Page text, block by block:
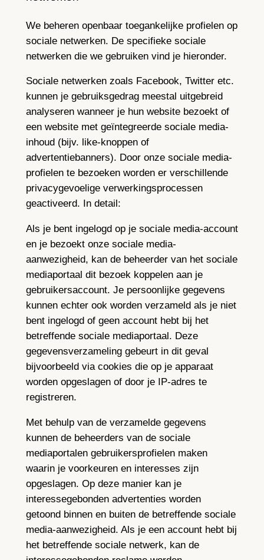
We beheren openbaar toegankelijke profielen op
sociale netwerken. De specifieke sociale
netwerken die we gebruiken vind je hieronder.
Sociale netwerken zoals Facebook, Twitter etc.
kunnen je gebruiksgedrag meestal uitgebreid
analyseren wanneer je hun website bezoekt of
een website met geïntegreerde sociale media-
inhoud (bijv. like-knoppen of
advertentiebanners). Door onze sociale media-
profielen te bezoeken worden er verschillende
privacygevoelige verwerkingsprocessen
geactiveerd. In detail:
Als je bent ingelogd op je sociale media-account
en je bezoekt onze sociale media-
aanwezigheid, kan de beheerder van het sociale
mediaportaal dit bezoek koppelen aan je
gebruikersaccount. Je persoonlijke gegevens
kunnen echter ook worden verzameld als je niet
bent ingelogd of geen account hebt bij het
betreffende sociale mediaportaal. Deze
gegevensverzameling gebeurt in dit geval
bijvoorbeeld via cookies die op je apparaat
worden opgeslagen of door je IP-adres te
registreren.
Met behulp van de verzamelde gegevens
kunnen de beheerders van de sociale
mediaportalen gebruikersprofielen maken
waarin je voorkeuren en interesses zijn
opgeslagen. Op deze manier kan je
interessegebonden advertenties worden
getoond binnen en buiten de betreffende sociale
media-aanwezigheid. Als je een account hebt bij
het betreffende sociale netwerk, kan de